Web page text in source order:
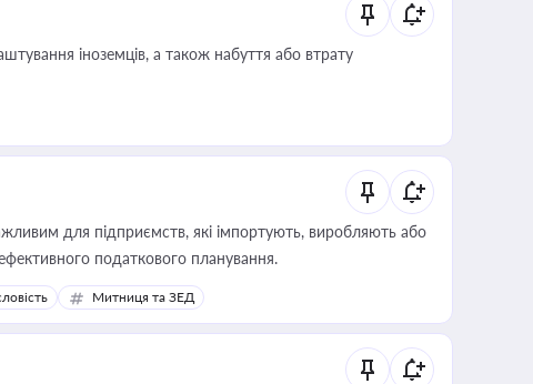
іноземців, а також набуття або втрату
для підприємств, які імпортують, виробляють або
податкового планування.
Митниця та ЗЕД